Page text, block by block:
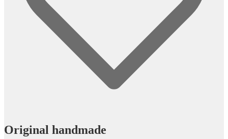
Original handmade